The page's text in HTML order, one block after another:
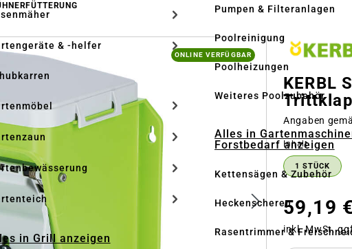
& -helfer
in Grill anzeigen
Pumpen & Filteranlagen
Poolreinigung
Poolheizungen
Weiteres Poolzubehör
Alles in
Forstbedarf anzeigen
Kettensägen & Zubehör
Heckenscheren
Rasentrimmer &
ONLINE VERFÜGBAR
KERBL
Angaben
Inhaltauswählen
1 STÜCK
59,19 €
inkl. MwSt.